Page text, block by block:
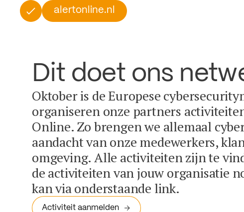
alertonline.nl
Dit doet ons
Oktober is de Europese
organiseren onze partners
Online. Zo brengen we allemaal
aandacht van onze medewerkers,
omgeving. Alle activiteiten zijn te
de activiteiten van jouw organisatie
kan via onderstaande link.
Activiteit aanmelden